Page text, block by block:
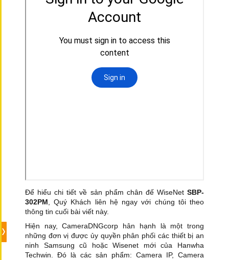
Để hiểu chi tiết về sản phẩm chân đế WiseNet SBP-
302PM , Quý Khách liên hệ ngay với chúng tôi theo
thông tin cuối bài viết này.
Hiện nay, CameraDNGcorp hân hạnh là một trong
những đơn vị được ủy quyền phân phối các thiết bị an
ninh Samsung cũ hoặc Wisenet mới của Hanwha
Techwin. Đó là các sản phẩm: Camera IP, Camera